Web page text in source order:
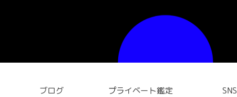
ブログ プライベート鑑定 SNS